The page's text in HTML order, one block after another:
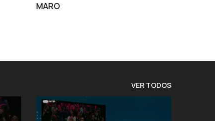
MARO
VER TODOS